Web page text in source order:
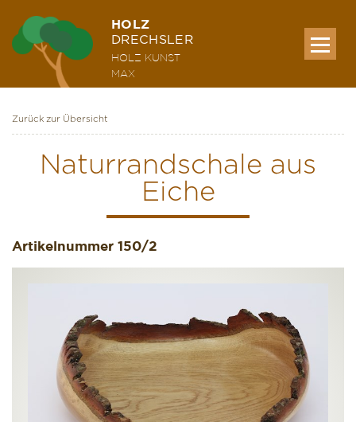
HOLZ
DRECHSLER
HOLZ KUNST
MAX
MEINE WERKE
AUSSTELLUNG & KURSE
ÜBER MICH
Zurück zur Übersicht
Naturrandschale aus
Eiche
Artikelnummer 150/2